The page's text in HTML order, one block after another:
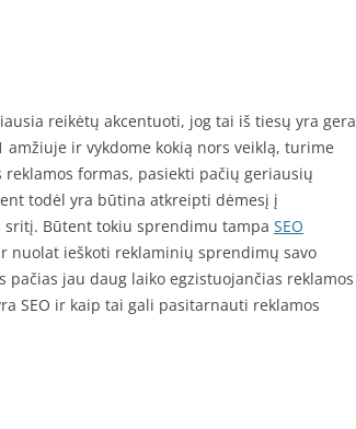
reikėtų akcentuoti, jog tai iš tiesų yra gera
amžiuje ir vykdome kokią nors veiklą, turime
formas, pasiekti pačių geriausių
todėl yra būtina atkreipti dėmesį į
Būtent tokiu sprendimu tampa SEO
nuolat ieškoti reklaminių sprendimų savo
jau daug laiko egzistuojančias reklamos
SEO ir kaip tai gali pasitarnauti reklamos